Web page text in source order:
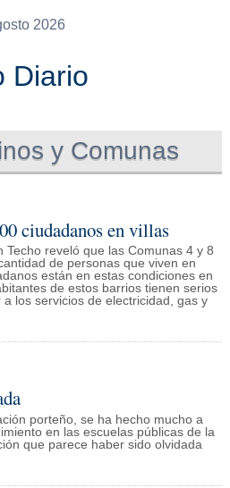
2026
Diario
y Comunas
ciudadanos en villas
Techo reveló que las Comunas 4 y 8
de personas que viven en
están en estas condiciones en
de estos barrios tienen serios
los servicios de electricidad, gas y
porteño, se ha hecho mucho a
en las escuelas públicas de la
que parece haber sido olvidada